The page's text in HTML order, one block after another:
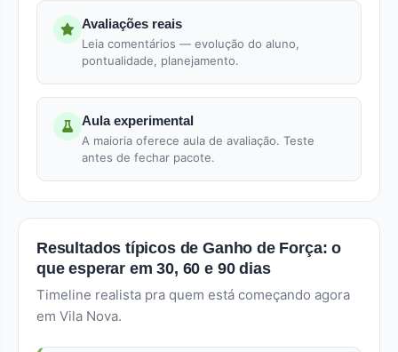
Avaliações reais
Leia comentários — evolução do aluno,
pontualidade, planejamento.
Aula experimental
A maioria oferece aula de avaliação. Teste
antes de fechar pacote.
Resultados típicos de Ganho de Força: o
que esperar em 30, 60 e 90 dias
Timeline realista pra quem está começando agora
em Vila Nova.